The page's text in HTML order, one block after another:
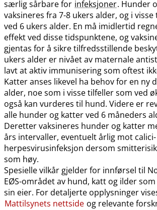
særlig sårbare for infeksjoner. Hunder
vaksineres fra 7-8 ukers alder, og i
ved 6 ukers alder. En må imidlertid
effekt ved disse tidspunktene, og
gjentas for å sikre tilfredsstillende
ukers alder er nivået av maternale
lavt at aktiv immunisering som oftest
Katter anses likevel ha behov for en ny
alder, noe som i visse tilfeller som ved
også kan vurderes til hund. Videre er
alle hunder og katter ved 6 måneders
Deretter vaksineres hunder og katter
års intervaller, eventuelt årlig mot
herpesvirusinfeksjon dersom
som høy.
Spesielle vilkår gjelder for innførsel til
EØS-området av hund, katt og ilder
sin eier. For detaljerte opplysninger
Mattilsynets nettside og relevante